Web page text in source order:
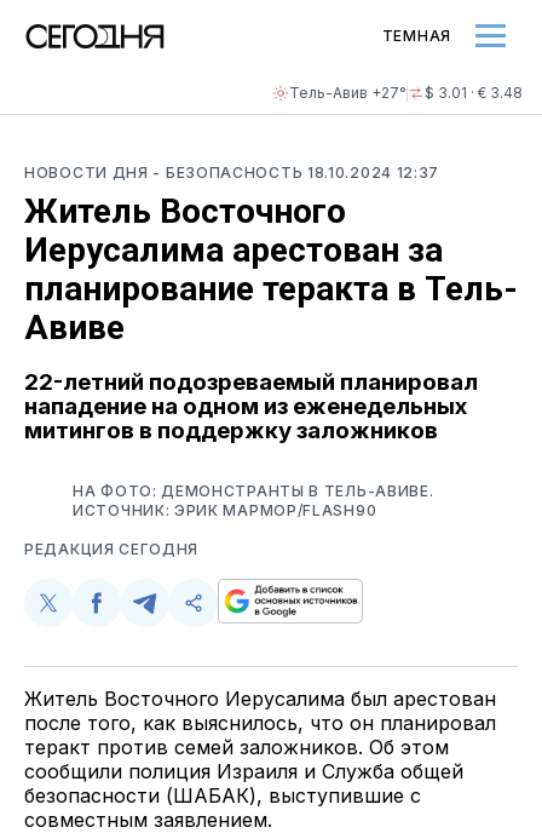
Тель-Авив +27° $ 3.01 · € 3.48
ТЕМНАЯ
НОВОСТИ ДНЯ - БЕЗОПАСНОСТЬ 18.10.2024 12:37
Житель Восточного
Иерусалима арестован за
планирование теракта в Тель-
Авиве
22-летний подозреваемый планировал
нападение на одном из еженедельных
митингов в поддержку заложников
НА ФОТО: ДЕМОНСТРАНТЫ В ТЕЛЬ-АВИВЕ.
ИСТОЧНИК: ЭРИК МАРМОР/FLASH90
РЕДАКЦИЯ СЕГОДНЯ
Поделиться
Twitter
Поделиться
Facebook
Поделиться
Telegram
Скопируйте
поделитесь
ссылкой
Житель Восточного Иерусалима был арестован
после того, как выяснилось, что он планировал
теракт против семей заложников. Об этом
сообщили полиция Израиля и Служба общей
безопасности (ШАБАК), выступившие с
совместным заявлением.